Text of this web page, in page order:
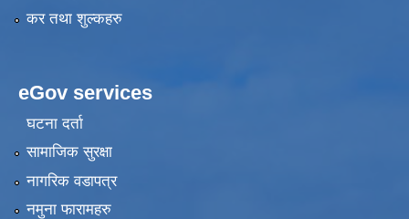
कर तथा शुल्कहरु
eGov services
घटना दर्ता
सामाजिक सुरक्षा
नागरिक वडापत्र
नमुना फारामहरु